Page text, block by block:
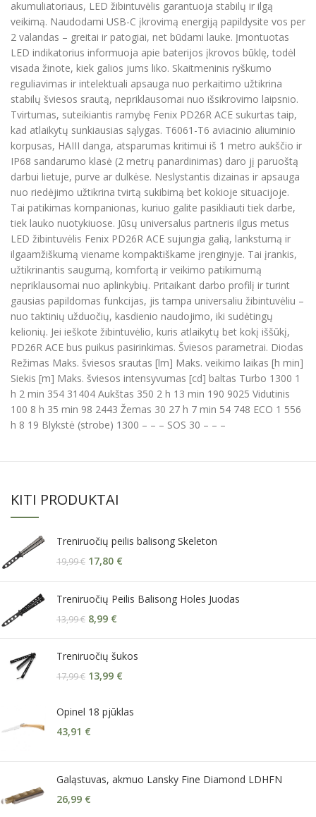
akumuliatoriaus, LED žibintuvėlis garantuoja stabilų ir ilgą
veikimą. Naudodami USB-C įkrovimą energiją papildysite vos per
2 valandas – greitai ir patogiai, net būdami lauke. Įmontuotas
LED indikatorius informuoja apie baterijos įkrovos būklę, todėl
visada žinote, kiek galios jums liko. Skaitmeninis ryškumo
reguliavimas ir intelektuali apsauga nuo perkaitimo užtikrina
stabilų šviesos srautą, nepriklausomai nuo išsikrovimo laipsnio.
Tvirtumas, suteikiantis ramybę Fenix PD26R ACE sukurtas taip,
kad atlaikytų sunkiausias sąlygas. T6061-T6 aviacinio aliuminio
korpusas, HAIII danga, atsparumas kritimui iš 1 metro aukščio ir
IP68 sandarumo klasė (2 metrų panardinimas) daro jį paruoštą
darbui lietuje, purve ar dulkėse. Neslystantis dizainas ir apsauga
nuo riedėjimo užtikrina tvirtą sukibimą bet kokioje situacijoje.
Tai patikimas kompanionas, kuriuo galite pasikliauti tiek darbe,
tiek lauko nuotykiuose. Jūsų universalus partneris ilgus metus
LED žibintuvėlis Fenix PD26R ACE sujungia galią, lankstumą ir
ilgaamžiškumą viename kompaktiškame įrenginyje. Tai įrankis,
užtikrinantis saugumą, komfortą ir veikimo patikimumą
nepriklausomai nuo aplinkybių. Pritaikant darbo profilį ir turint
gausias papildomas funkcijas, jis tampa universaliu žibintuvėliu –
nuo taktinių užduočių, kasdienio naudojimo, iki sudėtingų
kelionių. Jei ieškote žibintuvėlio, kuris atlaikytų bet kokį iššūkį,
PD26R ACE bus puikus pasirinkimas. Šviesos parametrai. Diodas
Režimas Maks. šviesos srautas [lm] Maks. veikimo laikas [h min]
Siekis [m] Maks. šviesos intensyvumas [cd] baltas Turbo 1300 1
h 2 min 354 31404 Aukštas 350 2 h 13 min 190 9025 Vidutinis
100 8 h 35 min 98 2443 Žemas 30 27 h 7 min 54 748 ECO 1 556
h 8 19 Blykstė (strobe) 1300 – – – SOS 30 – – –
KITI PRODUKTAI
Treniruočių peilis balisong Skeleton
19,99€ 17,80 €
Treniruočių Peilis Balisong Holes Juodas
13,99€ 8,99 €
Treniruočių šukos
17,99€ 13,99 €
Opinel 18 pjūklas
43,91 €
Galąstuvas, akmuo Lansky Fine Diamond LDHFN
26,99 €